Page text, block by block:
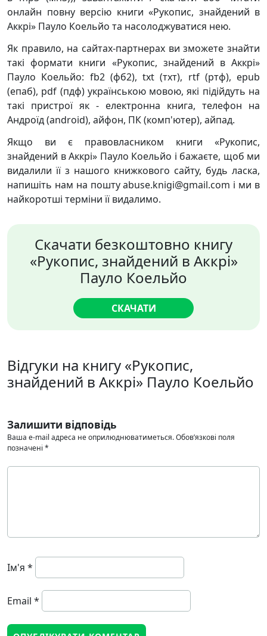
онлайн повну версію книги «Рукопис, знайдений в
Аккрі» Пауло Коельйо та насолоджуватися нею.
Як правило, на сайтах-партнерах ви зможете знайти
такі формати книги «Рукопис, знайдений в Аккрі»
Пауло Коельйо: fb2 (фб2), txt (тхт), rtf (ртф), epub
(епаб), pdf (пдф) українською мовою, які підійдуть на
такі пристрої як - електронна книга, телефон на
Андроїд (android), айфон, ПК (комп'ютер), айпад.
Якщо ви є правовласником книги «Рукопис,
знайдений в Аккрі» Пауло Коельйо і бажаєте, щоб ми
видалили її з нашого книжкового сайту, будь ласка,
напишіть нам на пошту abuse.knigi@gmail.com і ми в
найкоротші терміни її видалимо.
Скачати безкоштовно книгу
«Рукопис, знайдений в Аккрі»
Пауло Коельйо
СКАЧАТИ
Відгуки на книгу «Рукопис,
знайдений в Аккрі» Пауло Коельйо
Залишити відповідь
Ваша e-mail адреса не оприлюднюватиметься.Обов’язкові поля
позначені *
Ім'я *
Email *